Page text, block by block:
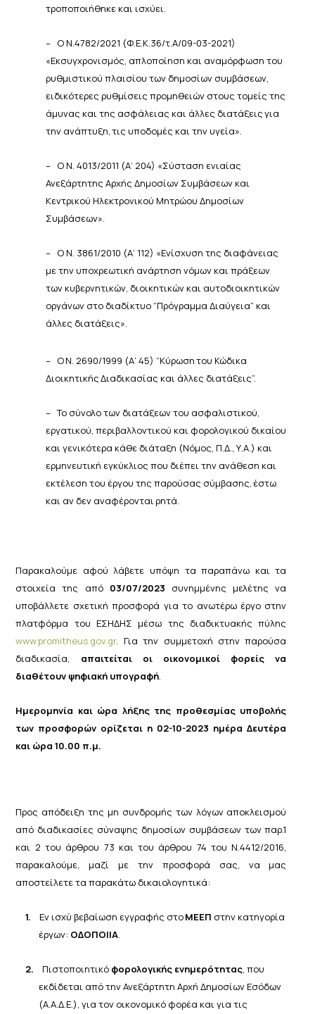
τροποποιήθηκε και ισχύει.
– Ο Ν.4782/2021 (Φ.Ε.Κ.36/τ.Α/09-03-2021)
«Εκσυγχρονισμός, απλοποίηση και αναμόρφωση του
ρυθμιστικού πλαισίου των δημοσίων συμβάσεων,
ειδικότερες ρυθμίσεις προμηθειών στους τομείς της
άμυνας και της ασφάλειας και άλλες διατάξειςγια
την ανάπτυξη,τις υποδομές και τηνυγεία».
– ΟΝ. 4013/2011 (Α’ 204) «Σύσταση ενιαίας
Ανεξάρτητης Αρχής Δημοσίων Συμβάσεωνκαι
Κεντρικού Ηλεκτρονικού Μητρώου Δημοσίων
Συμβάσεων».
– Ο Ν. 3861/2010 (Α’ 112) «Ενίσχυση της διαφάνειας
με την υποχρεωτική ανάρτηση νόμων και πράξεων
τωνκυβερνητικών, διοικητικών και αυτοδιοικητικών
οργάνων στο διαδίκτυο “Πρόγραμμα Διαύγεια” και
άλλες διατάξεις».
– ΟΝ. 2690/1999 (Α’ 45) “Κύρωσητου Κώδικα
ΔιοικητικήςΔιαδικασίας και άλλες διατάξεις”.
– Το σύνολο των διατάξεων του ασφαλιστικού,
εργατικού, περιβαλλοντικού και φορολογικού δικαίου
και γενικότερα κάθε διάταξη (Νόμος, Π.Δ., Υ.Α.) και
ερμηνευτική εγκύκλιος που διέπει την ανάθεση και
εκτέλεση του έργου της παρούσας σύμβασης, έστω
και αν δεν αναφέρονταιρητά.
Παρακαλούμε αφού λάβετε υπόψη τα παραπάνω και τα
στοιχεία της από 03/07/2023 συνημμένης μελέτης να
υποβάλλετε σχετική προσφορά για το ανωτέρω έργο στην
πλατφόρμα του ΕΣΗΔΗΣ μέσω της διαδικτυακής πύλης
www.promitheus.gov.gr. Για την συμμετοχή στην παρούσα
διαδικασία, απαιτείται οι οικονομικοί φορείς να
διαθέτουν ψηφιακή υπογραφή
Ημερομηνία και ώρα λήξης της προθεσμίας υποβολής
των προσφορών ορίζεται η 02-10-2023 ημέρα Δευτέρα
και ώρα 10.00 π.μ.
Προς απόδειξη της μη συνδρομής των λόγων αποκλεισμού
από διαδικασίες σύναψης δημοσίων συμβάσεων των παρ.1
και 2 του άρθρου 73 και του άρθρου 74 του Ν.4412/2016,
παρακαλούμε, μαζί με την προσφορά σας, να μας
αποστείλετε τα παρακάτω δικαιολογητικά:
1. Ενισχύ βεβαίωση εγγραφής στοΜΕΕΠ στηνκατηγορία
έργων: ΟΔΟΠΟΙΙΑ
2. Πιστοποιητικό φορολογικής ενημερότητας , που
εκδίδεται από την Ανεξάρτητη Αρχή Δημοσίων Εσόδων
(Α.Α.Δ.Ε.), για τον οικονομικό φορέα και για τις